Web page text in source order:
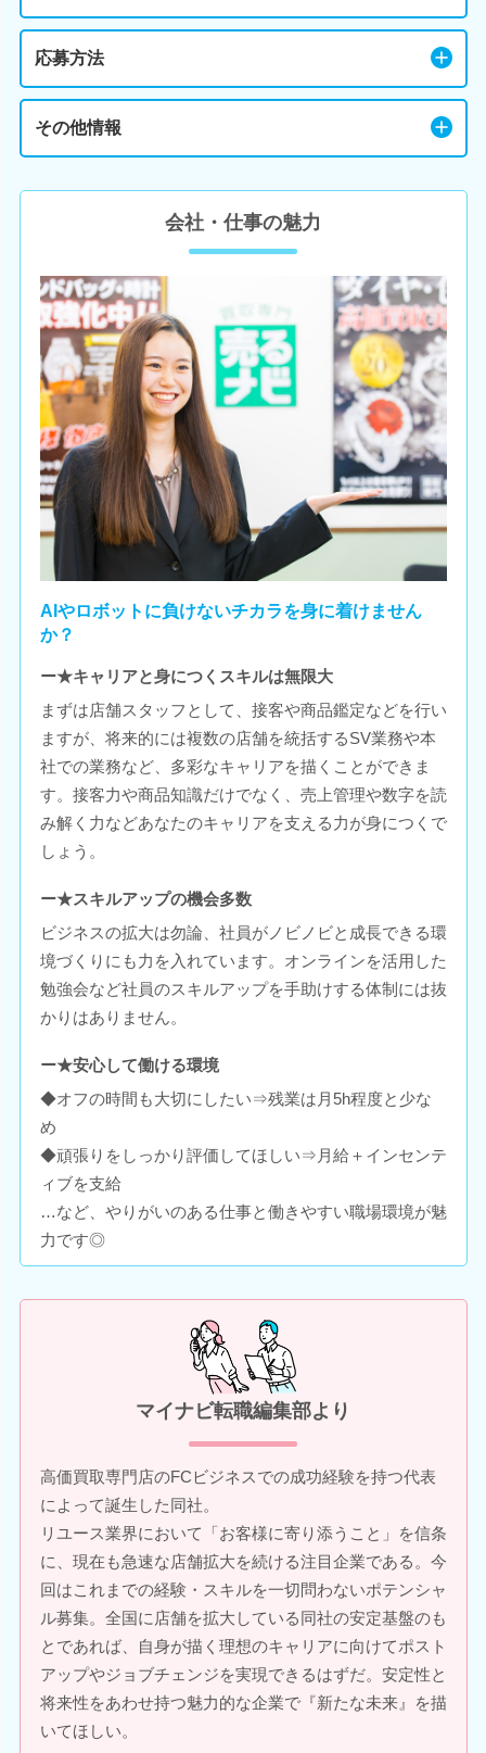
応募方法
その他情報
会社・仕事の魅力
AIやロボットに負けないチカラを身に着けません
か？
ー★キャリアと身につくスキルは無限大
まずは店舗スタッフとして、接客や商品鑑定などを行い
ますが、将来的には複数の店舗を統括するSV業務や本
社での業務など、多彩なキャリアを描くことができま
す。接客力や商品知識だけでなく、売上管理や数字を読
み解く力などあなたのキャリアを支える力が身につくで
しょう。
ー★スキルアップの機会多数
ビジネスの拡大は勿論、社員がノビノビと成長できる環
境づくりにも力を入れています。オンラインを活用した
勉強会など社員のスキルアップを手助けする体制には抜
かりはありません。
ー★安心して働ける環境
◆オフの時間も大切にしたい⇒残業は月5h程度と少な
め
◆頑張りをしっかり評価してほしい⇒月給＋インセンテ
ィブを支給
…など、やりがいのある仕事と働きやすい職場環境が魅
力です◎
マイナビ転職編集部より
高価買取専門店のFCビジネスでの成功経験を持つ代表
によって誕生した同社。
リユース業界において「お客様に寄り添うこと」を信条
に、現在も急速な店舗拡大を続ける注目企業である。今
回はこれまでの経験・スキルを一切問わないポテンシャ
ル募集。全国に店舗を拡大している同社の安定基盤のも
とであれば、自身が描く理想のキャリアに向けてポスト
アップやジョブチェンジを実現できるはずだ。安定性と
将来性をあわせ持つ魅力的な企業で『新たな未来』を描
いてほしい。